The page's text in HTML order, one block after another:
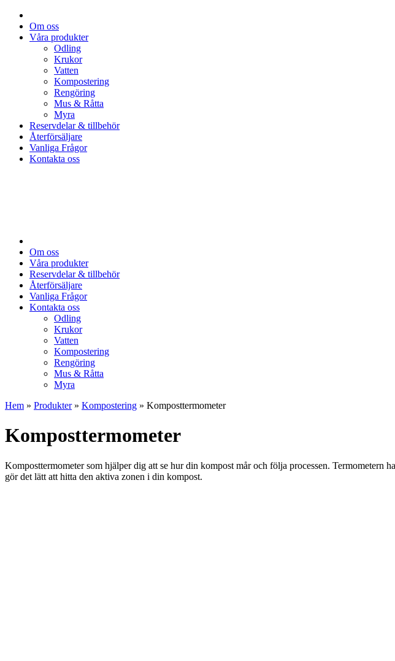
Om oss
Våra produkter
Odling
Krukor
Vatten
Kompostering
Rengöring
Mus & Råtta
Myra
Reservdelar & tillbehör
Återförsäljare
Vanliga Frågor
Kontakta oss
Om oss
Våra produkter
Reservdelar & tillbehör
Återförsäljare
Vanliga Frågor
Kontakta oss
Odling
Krukor
Vatten
Kompostering
Rengöring
Mus & Råtta
Myra
Hem » Produkter» Kompostering » Komposttermometer
Komposttermometer
Komposttermometer som hjälper dig att se hur din kompost mår och följa processen. Termometern
gör det lätt att hitta den aktiva zonen i din kompost.